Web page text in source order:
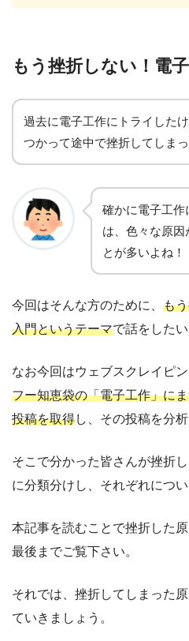
もう挫折しない！電
過去に電子工作にトライした
つかって途中で挫折してしま
確かに電子工
は、色々な原因
とが多いよね！
今回はそんな方のために、 も
入門というテーマで話をしたい
なお今回はウェブスクレイピ
フー知恵袋の「電子工作」に
投稿を取得し、 その投稿を分
そこで分かった皆さんが挫
に分類分けし、それぞれにつ
本記事を読むことで挫折した
最後までご覧下さい。
それでは、挫折してしまった
ていきましょう。